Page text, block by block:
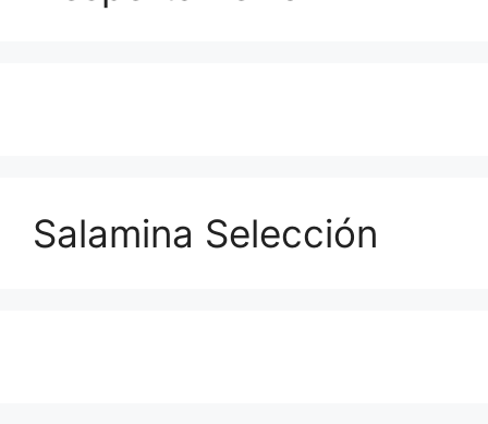
Salamina Selección